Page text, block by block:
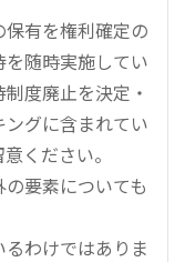
有を権利確定の
随時実施してい
度廃止を決定・
グに含まれてい
ください。
要素についても
わけではありま